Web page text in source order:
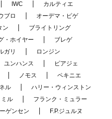
IWC
カルティエ
ブロ
オーデマ・ピゲ
ン
ブライトリング
・ホイヤー
ブレゲ
ガリ
ロンジン
ユンハンス
ピアジェ
ノモス
ペキニエ
ル
ハリー・ウィンストン
ル
フランク・ミュラー
ゲンセン
F.P.ジュルヌ